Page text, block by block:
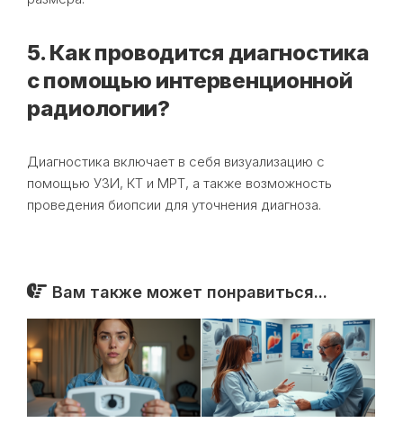
5. Как проводится диагностика
с помощью интервенционной
радиологии?
Диагностика включает в себя визуализацию с
помощью УЗИ, КТ и МРТ, а также возможность
проведения биопсии для уточнения диагноза.
Вам также может понравиться...